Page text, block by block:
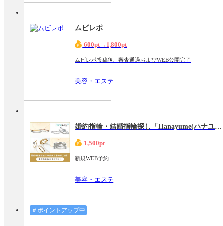
ムビレポ
600pt→1,800pt
ムビレポ投稿後、審査通過およびWEB公開完了
美容・エステ
婚約指輪・結婚指輪探し「Hanayume(ハナユメ)」リングショップ来店予約完了
1,500pt
新規WEB予約
美容・エステ
＃ポイントアップ中